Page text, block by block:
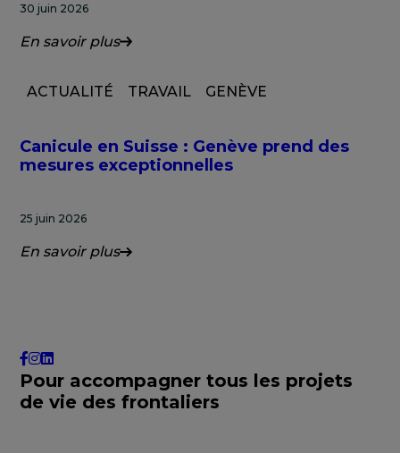
30 juin 2026
En savoir plus
ACTUALITÉ TRAVAIL GENÈVE
Canicule en Suisse : Genève prend des
mesures exceptionnelles
25 juin 2026
En savoir plus
Pour accompagner tous les projets
de vie des frontaliers